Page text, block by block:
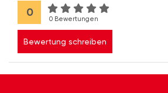
0
0 Bewertungen
Bewertung schreiben